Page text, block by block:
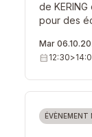
de
pour des
Mar
calendar_month 12:30>
ÉVÈNEMENT